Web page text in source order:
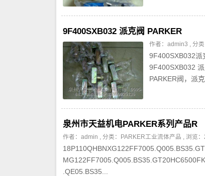
9F400SXB032 派克阀 PARKER
作者：admin3 , 分类
9F400SXB032派
9F400SXB032
PARKER阀，派克
泉州市天益机电PARKER系列产品R
作者：admin , 分类： PARKER工业流体产品 , 浏览
.QE05.BS35...